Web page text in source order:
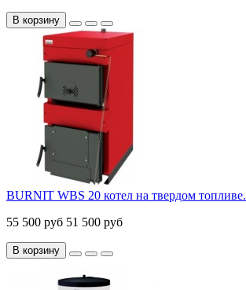
В корзину
BURNIT WBS 20 котел на твердом топливе.
55 500 руб 51 500 руб
В корзину